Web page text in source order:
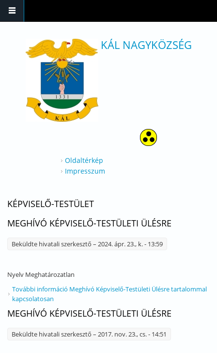
KÁL NAGYKÖZSÉG
Oldaltérkép
Impresszum
KÉPVISELŐ-TESTÜLET
MEGHÍVÓ KÉPVISELŐ-TESTÜLETI ÜLÉSRE
Beküldte hivatali szerkesztő – 2024. ápr. 23., k. - 13:59
Nyelv Meghatározatlan
További információ Meghívó Képviselő-Testületi Ülésre tartalommal
kapcsolatosan
MEGHÍVÓ KÉPVISELŐ-TESTÜLETI ÜLÉSRE
Beküldte hivatali szerkesztő – 2017. nov. 23., cs. - 14:51